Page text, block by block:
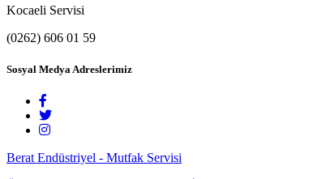
Kocaeli Servisi
(0262) 606 01 59
Sosyal Medya Adreslerimiz
Berat Endüstriyel - Mutfak Servisi